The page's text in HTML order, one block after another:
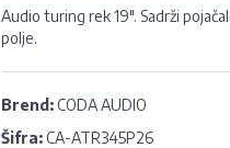
Audio turing rek 19". Sadrži
polje.
Brend:CODA AUDIO
Šifra:CA-ATR345P26